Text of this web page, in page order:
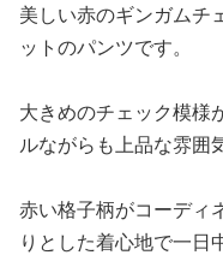
美しい赤のギンガムチ
ットのパンツです。
大きめのチェック模様
ルながらも上品な雰囲
赤い格子柄がコーディ
りとした着心地で一日